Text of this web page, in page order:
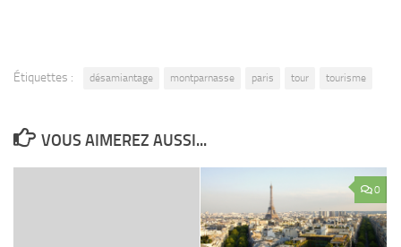
Étiquettes : désamiantage montparnasse paris tour tourisme
VOUS AIMEREZ AUSSI...
0